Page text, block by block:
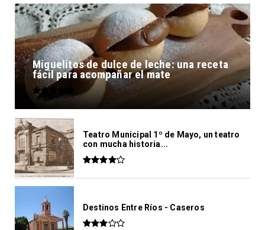
Miguelitos de dulce de leche: una receta
fácil para acompañar el mate
Teatro Municipal 1º de Mayo, un teatro
con mucha historia...
Destinos Entre Ríos - Caseros